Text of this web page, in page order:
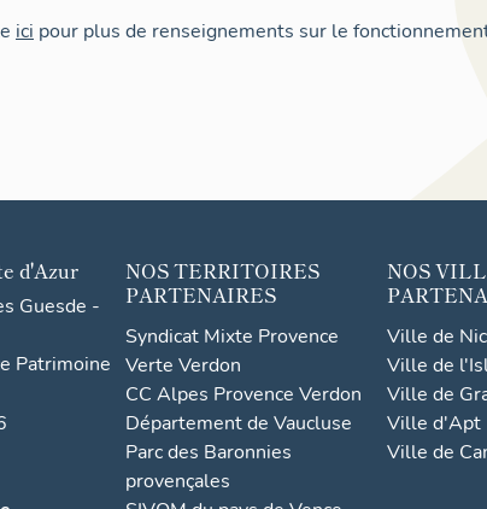
ici pour plus de renseignements sur le
d'Azur
Guesde -
Patrimoine
NOS TERRITOIRES
PARTENAIRES
Syndicat Mixte Provence
Verte Verdon
CC Alpes Provence Verdon
Département de Vaucluse
Parc des Baronnies
provençales
NOS
Ville de
Ville de
Ville de
Ville d'Apt
Ville de